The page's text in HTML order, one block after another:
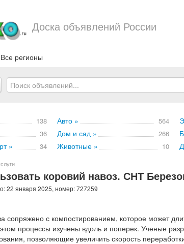
Доска объявлений России
Все регионы
138 Авто » 564
36 Дом и сад » 266
» 34 Животные » 10
коровий навоз. СНТ
22 января 2025, номер: 727259
сопряжено с компостированием, которое может
процессы изучены вдоль и поперек. Ученые
позволяющие увеличить скорость